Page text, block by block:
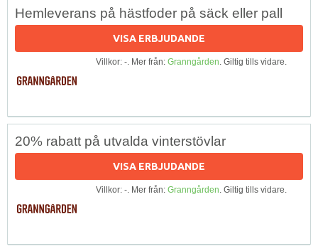
Hemleverans på hästfoder på säck eller pall
VISA ERBJUDANDE
Villkor: -. Mer från: Granngården. Giltig tills vidare.
20% rabatt på utvalda vinterstövlar
VISA ERBJUDANDE
Villkor: -. Mer från: Granngården. Giltig tills vidare.